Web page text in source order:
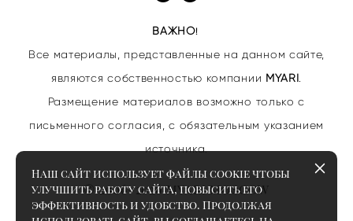
ВАЖНО!
Все материалы, представленные на данном сайте,
являются собственностью компании MYARI
Размещение материалов возможно только с
письменного согласия, с обязательным указанием
источника.
© 2006–2026 MYARI MOSCOW
Наш сайт использует файлы cookie чтобы
улучшить работу сайта, повысить его
эффективность и удобство. Продолжая